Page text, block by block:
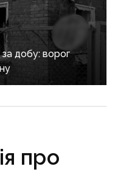
добу: ворог
про